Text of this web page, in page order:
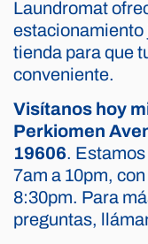
Laundromat
estacionamiento
tienda para que
conveniente.
Visítanos hoy
Perkiomen
19606.
7am a 10pm,
8:30pm. Para
preguntas,